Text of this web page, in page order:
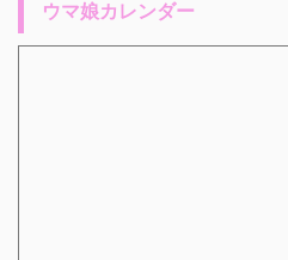
ウマ娘カレンダー